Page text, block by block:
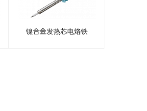
镍合金发热芯电烙铁